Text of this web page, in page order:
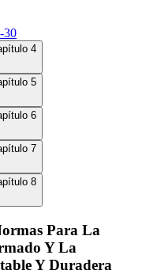
30
4
5
6
7
8
Para La
Y La
Y Duradera